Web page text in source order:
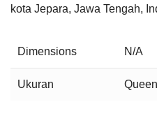
kota Jepara, Jawa Tengah,
Dimensions N/A
Ukuran